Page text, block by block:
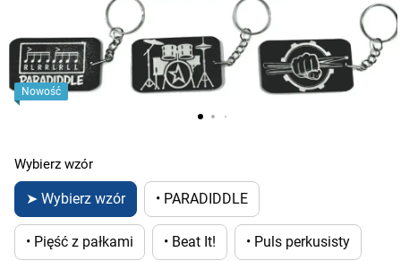
Nowość
Wybierz wzór
➤ Wybierz wzór • PARADIDDLE
• Pięść z pałkami • Beat It! • Puls perkusisty